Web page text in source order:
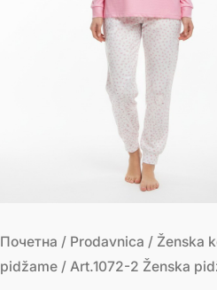
Почетна / Prodavnica / Ženska
pidžame / Art.1072-2 Ženska